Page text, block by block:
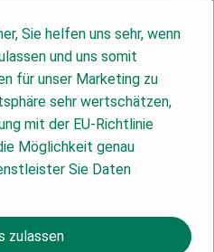
Sie helfen uns sehr, wenn
und uns somit
für unser Marketing zu
sehr wertschätzen,
mit der EU-Richtlinie
Möglichkeit genau
Sie Daten
zulassen